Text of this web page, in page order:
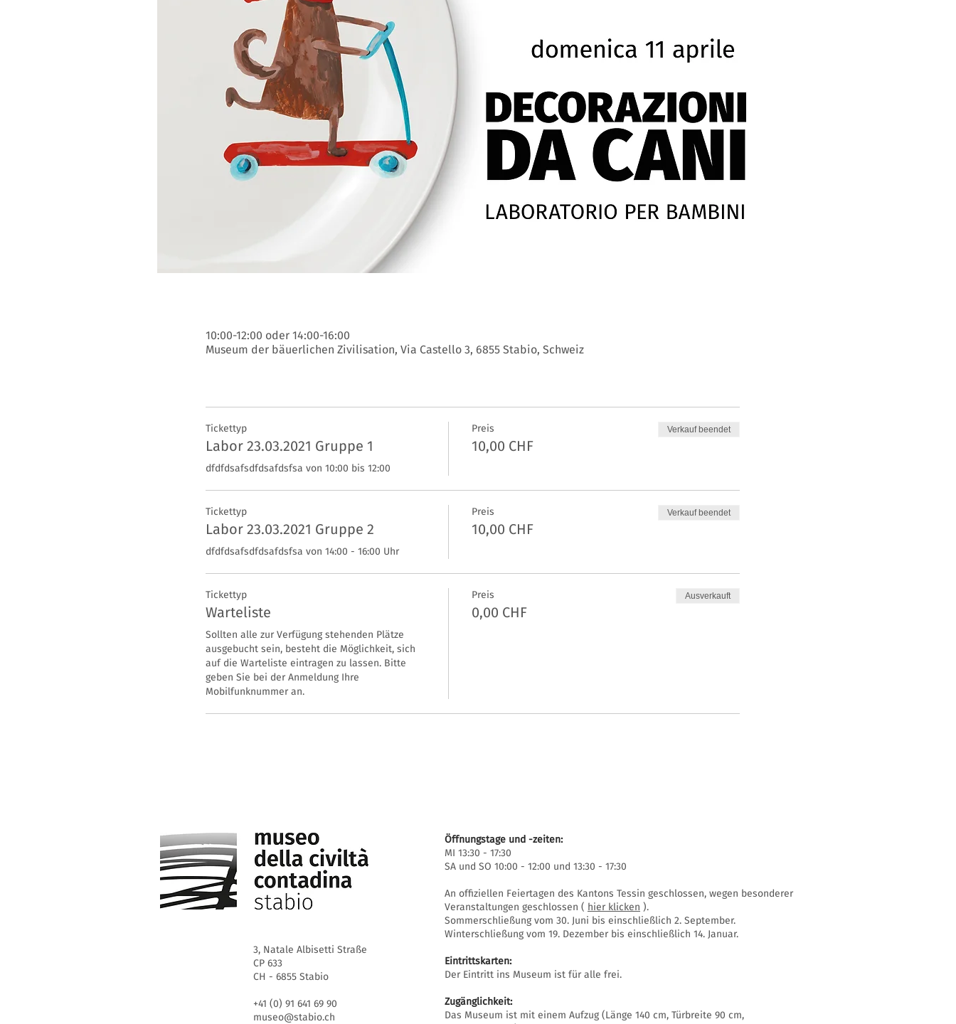
10:00-12:00 oder 14:00-16:00
Museum der bäuerlichen Zivilisation, Via Castello 3, 6855 Stabio, Schweiz
Tickettyp
Labor 23.03.2021 Gruppe 1
dfdfdsafsdfdsafdsfsa von 10:00 bis 12:00
Preis
10,00 CHF
Verkauf beendet
Tickettyp
Labor 23.03.2021 Gruppe 2
dfdfdsafsdfdsafdsfsa von 14:00 - 16:00 Uhr
Preis
10,00 CHF
Verkauf beendet
Tickettyp
Warteliste
Sollten alle zur Verfügung stehenden Plätze
ausgebucht sein, besteht die Möglichkeit, sich
auf die Warteliste eintragen zu lassen. Bitte
geben Sie bei der Anmeldung Ihre
Mobilfunknummer an.
Preis
0,00 CHF
Ausverkauft
3, Natale Albisetti Straße
CP 633
CH - 6855 Stabio
+41 (0) 91 641 69 90
museo@stabio.ch
Öffnungstage und -zeiten:
MI 13:30 - 17:30
SA und SO 10:00 - 12:00 und 13:30 - 17:30
An offiziellen Feiertagen des Kantons Tessin geschlossen, wegen besonderer
Veranstaltungen geschlossen ( hier klicken ).
Sommerschließung vom 30. Juni bis einschließlich 2. September.
Winterschließung vom 19. Dezember bis einschließlich 14. Januar.
Eintrittskarten:
Der Eintritt ins Museum ist für alle frei.
Zugänglichkeit:
Das Museum ist mit einem Aufzug (Länge 140 cm, Türbreite 90 cm,